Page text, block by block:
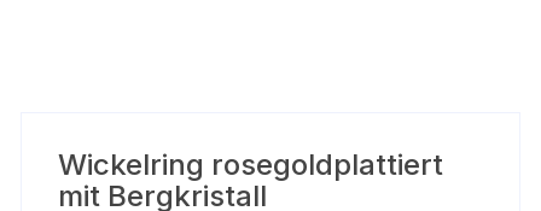
Wickelring rosegoldplattiert
mit Bergkristall